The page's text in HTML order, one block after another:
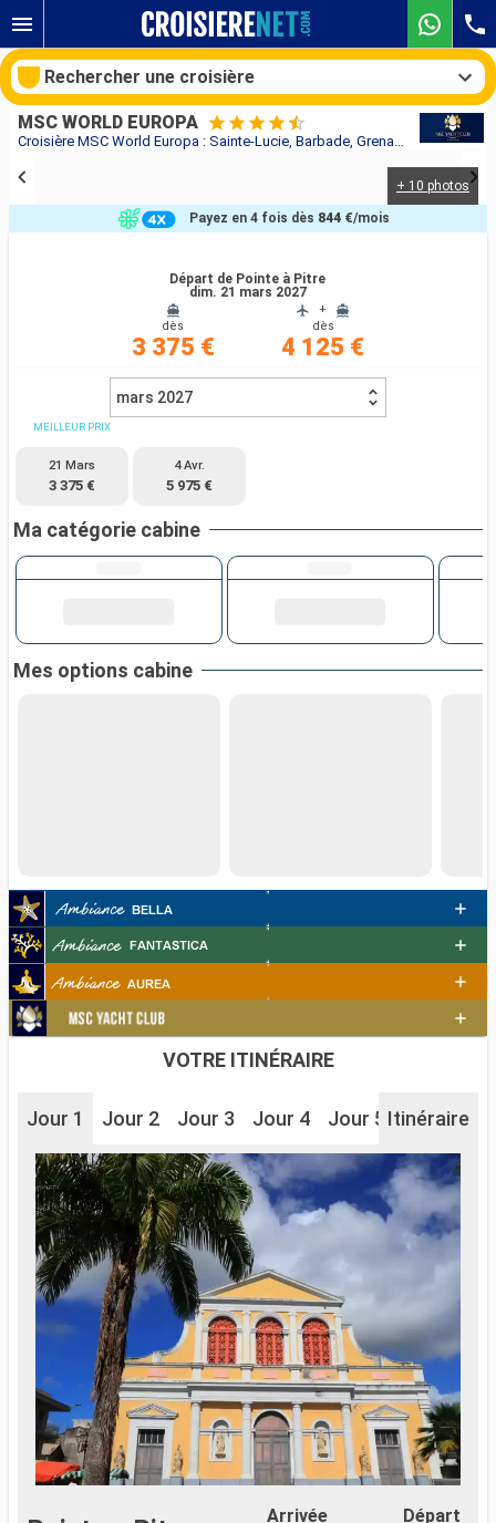
Croisière MSC World Europa : Sainte-Lucie, Barbade, Grenade, Saint Vincent-et-les-Grenadines, Martinique, Guadeloupe au départ de Pointe à Pitre
MSC WORLD EUROPA
+ 10 photos
Départ de Pointe à Pitre
dim. 21 mars 2027
dès
3 375 €
+
dès
4 125 €
Payez en 4 fois dès 844 €/mois
mars 2027
MEILLEUR PRIX
21 Mars
3 375 €
4 Avr.
5 975 €
Ma catégorie cabine
Mes options cabine
VOTRE ITINÉRAIRE
Jour 1 Jour 2 Jour 3 Jour 4 Jour 5 Jour 6
Itinéraire
Arrivée
Départ
Rechercher une croisière
Compagnies
Rechercher